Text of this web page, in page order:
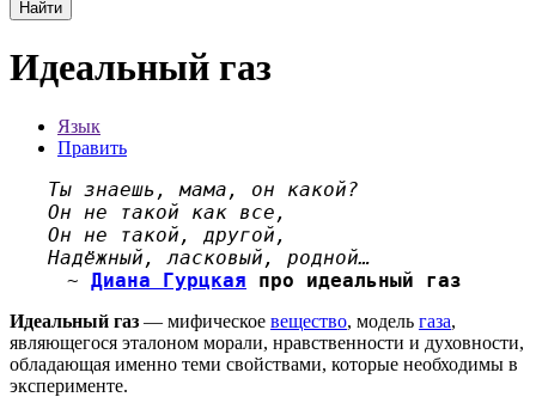
Найти
Идеальный газ
Язык
Править
Ты знаешь, мама, он какой?
Он не такой как все,
Он не такой, другой,
Надёжный, ласковый, родной…
~ Диана Гурцкая про идеальный газ
Идеальный газ — мифическое вещество, модель газа,
являющегося эталоном морали, нравственности и духовности,
обладающая именно теми свойствами, которые необходимы в
эксперименте.